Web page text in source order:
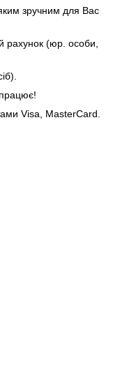
зручним для Вас
рахунок (юр. особи,
Visa, MasterCard.